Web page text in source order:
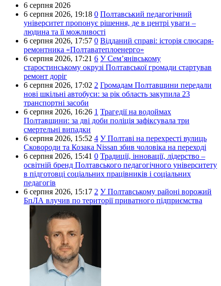
6 серпня 2026
6 серпня 2026, 19:18 0 Полтавський педагогічний
університет пропонує рішення, де в центрі уваги –
людина та її можливості
6 серпня 2026, 17:57 0 Відданий справі: історія слюсаря-
ремонтника «Полтаватеплоенерго»
6 серпня 2026, 17:21 6 У Сем’янівському
старостинському окрузі Полтавської громади стартував
ремонт доріг
6 серпня 2026, 17:02 2 Громадам Полтавщини передали
нові шкільні автобуси: за рік область закупила 23
транспортні засоби
6 серпня 2026, 16:26 1 Трагедії на водоймах
Полтавщини: за дві доби поліція зафіксувала три
смертельні випадки
6 серпня 2026, 15:52 4 У Полтаві на перехресті вулиць
Сковороди та Козака Nissan збив чоловіка на переході
6 серпня 2026, 15:41 0 Традиції, інновації, лідерство –
освітній бренд Полтавського педагогічного університету
в підготовці соціальних працівників і соціальних
педагогів
6 серпня 2026, 15:17 2 У Полтавському районі ворожий
БпЛА влучив по території приватного підприємства